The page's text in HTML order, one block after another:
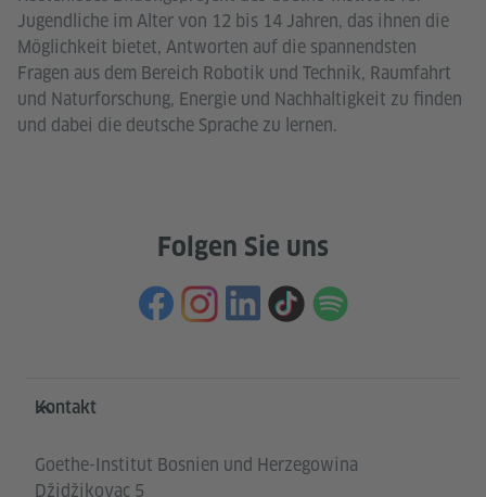
Jugendliche im Alter von 12 bis 14 Jahren, das ihnen die
Möglichkeit bietet, Antworten auf die spannendsten
Fragen aus dem Bereich Robotik und Technik, Raumfahrt
und Naturforschung, Energie und Nachhaltigkeit zu finden
und dabei die deutsche Sprache zu lernen.
Folgen Sie uns
Service- und Informationsbereich
Kontakt
Goethe-Institut Bosnien und Herzegowina
Džidžikovac 5